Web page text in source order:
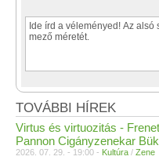
TOVÁBBI HÍREK
Virtus és virtuozitás -
Pannon Cigányzenekar
2026. 07. 29. - 19:00 - Kultúra / Zene